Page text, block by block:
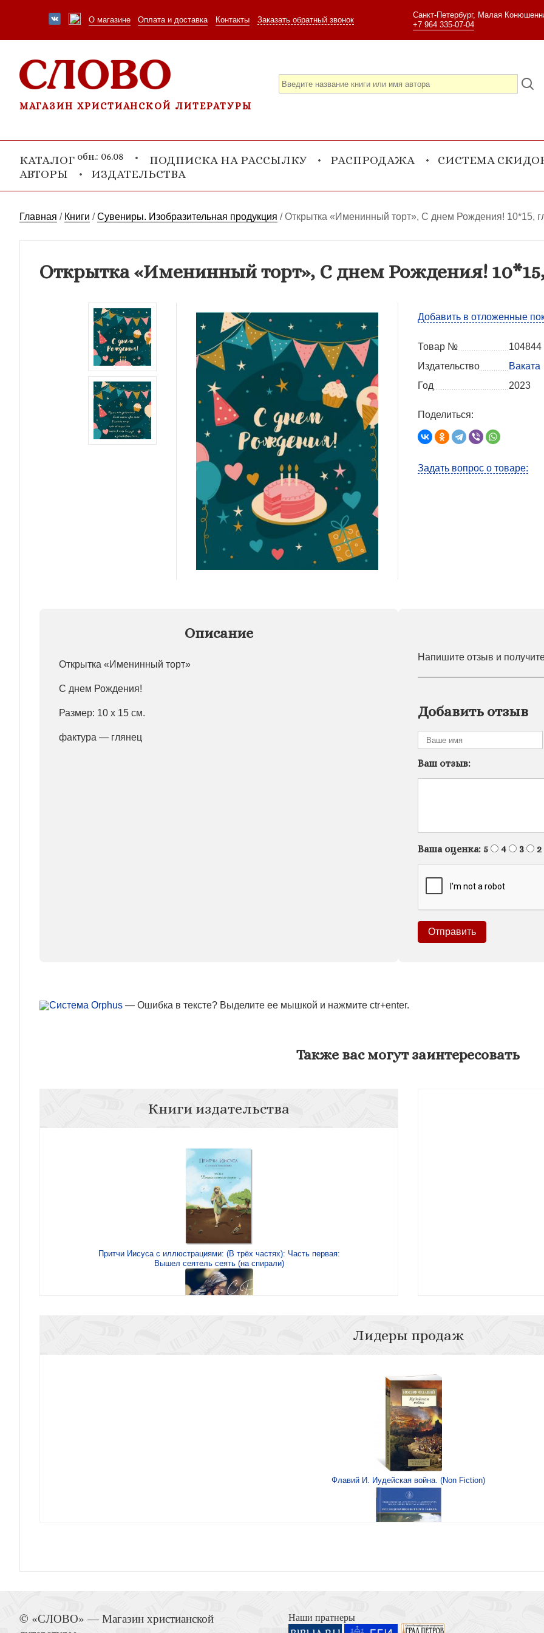
О магазине Оплата и доставка Контакты Заказать обратный звонок
Санкт-Петербург, Малая
+7 964 335-07-04
МАГАЗИН ХРИСТИАНСКОЙ ЛИТЕРАТУРЫ
КАТАЛОГ обн.: 06.08 ПОДПИСКА НА РАССЫЛКУ РАСПРОДАЖА
СИСТЕМА
АВТОРЫ
ИЗДАТЕЛЬСТВА
Главная / Книги /Сувениры. Изобразительная продукция /Открытка «Именинный торт», С днем Рождения! 10*15,
Открытка «Именинный торт», С днем Рождения! 10*15,
Добавить в отложенные
Товар №
104844
Издательство
Ваката
Год
2023
Поделиться:
Задать вопрос о товаре:
Описание
Открытка «Именинный торт»
С днем Рождения!
Размер: 10 х 15 см.
фактура — глянец
Напишите отзыв и
Добавить отзыв
Ваш отзыв:
Ваша оценка: 5 4 3 2
— Ошибка в тексте? Выделите ее мышкой и нажмите ctr+enter.
Также вас могут заинтересовать
Книги издательства
Притчи Иисуса с иллюстрациями: (В трёх частях): Часть первая:
Вышел сеятель сеять (на спирали)
(Ваката) 535
Лидеры продаж
Флавий И. Иудейская война. (Non Fiction)
Книга Иисуса Навина
© «СЛОВО» — Магазин христианской
Наши пратнеры